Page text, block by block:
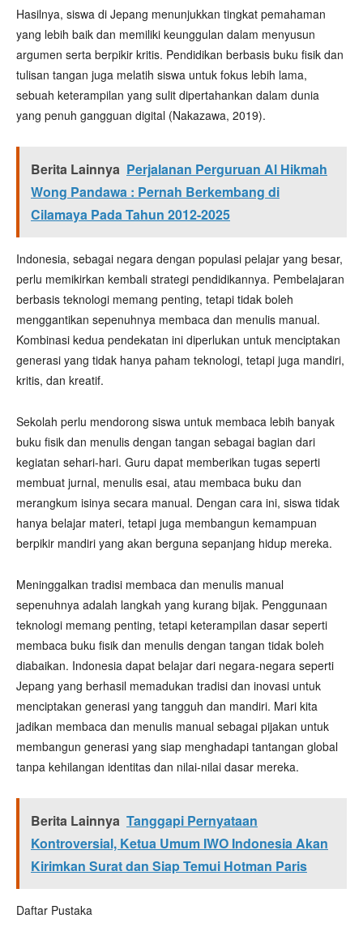
Hasilnya, siswa di Jepang menunjukkan tingkat pemahaman
yang lebih baik dan memiliki keunggulan dalam menyusun
argumen serta berpikir kritis. Pendidikan berbasis buku fisik dan
tulisan tangan juga melatih siswa untuk fokus lebih lama,
sebuah keterampilan yang sulit dipertahankan dalam dunia
yang penuh gangguan digital (Nakazawa, 2019).
Berita Lainnya Perjalanan Perguruan Al Hikmah
Wong Pandawa : Pernah Berkembang di
Cilamaya Pada Tahun 2012-2025
Indonesia, sebagai negara dengan populasi pelajar yang besar,
perlu memikirkan kembali strategi pendidikannya. Pembelajaran
berbasis teknologi memang penting, tetapi tidak boleh
menggantikan sepenuhnya membaca dan menulis manual.
Kombinasi kedua pendekatan ini diperlukan untuk menciptakan
generasi yang tidak hanya paham teknologi, tetapi juga mandiri,
kritis, dan kreatif.
Sekolah perlu mendorong siswa untuk membaca lebih banyak
buku fisik dan menulis dengan tangan sebagai bagian dari
kegiatan sehari-hari. Guru dapat memberikan tugas seperti
membuat jurnal, menulis esai, atau membaca buku dan
merangkum isinya secara manual. Dengan cara ini, siswa tidak
hanya belajar materi, tetapi juga membangun kemampuan
berpikir mandiri yang akan berguna sepanjang hidup mereka.
Meninggalkan tradisi membaca dan menulis manual
sepenuhnya adalah langkah yang kurang bijak. Penggunaan
teknologi memang penting, tetapi keterampilan dasar seperti
membaca buku fisik dan menulis dengan tangan tidak boleh
diabaikan. Indonesia dapat belajar dari negara-negara seperti
Jepang yang berhasil memadukan tradisi dan inovasi untuk
menciptakan generasi yang tangguh dan mandiri. Mari kita
jadikan membaca dan menulis manual sebagai pijakan untuk
membangun generasi yang siap menghadapi tantangan global
tanpa kehilangan identitas dan nilai-nilai dasar mereka.
Berita Lainnya Tanggapi Pernyataan
Kontroversial, Ketua Umum IWO Indonesia Akan
Kirimkan Surat dan Siap Temui Hotman Paris
Daftar Pustaka